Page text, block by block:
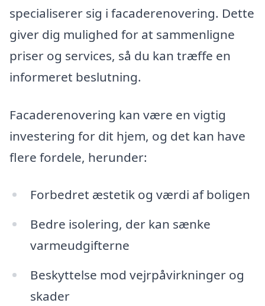
specialiserer sig i facaderenovering. Dette
giver dig mulighed for at sammenligne
priser og services, så du kan træffe en
informeret beslutning.
Facaderenovering kan være en vigtig
investering for dit hjem, og det kan have
flere fordele, herunder:
Forbedret æstetik og værdi af boligen
Bedre isolering, der kan sænke
varmeudgifterne
Beskyttelse mod vejrpåvirkninger og
skader